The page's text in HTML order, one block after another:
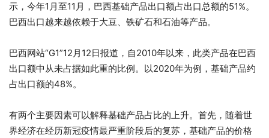
示，今年1月至11月，巴西基础产品出口额占出口总额的51%。
巴西出口越来越依赖于大豆、铁矿石和石油等产品。
巴西网站“G1”12月12日报道，自2010年以来，此类产品在巴西
出口额中从未占据如此重的比例。以2020年为例，基础产品约
占出口额的48%。
有两个主要因素可以解释基础产品占比的上升。首先，随着世
界经济在经历新冠疫情最严重阶段后的复苏，基础产品的价格